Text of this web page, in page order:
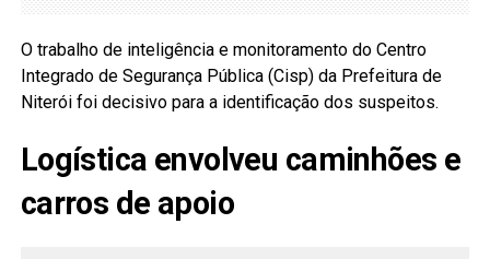
O trabalho de inteligência e monitoramento do Centro
Integrado de Segurança Pública (Cisp) da Prefeitura de
Niterói foi decisivo para a identificação dos suspeitos.
Logística envolveu caminhões e
carros de apoio